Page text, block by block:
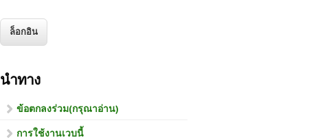
นำทาง
ข้อตกลงร่วม(กรุณาอ่าน)
การใช้งานเวบนี้